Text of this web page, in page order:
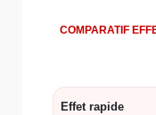
COMPARATIF
Effet rapide